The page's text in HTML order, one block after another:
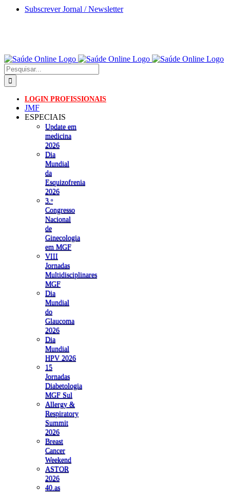
Skip
Subscrever Jornal / Newsletter
Pesquisar
LOGIN PROFISSIONAIS
JMF
ESPECIAIS
Update em
medicina
2026
Dia
Mundial
da
Esquizofrenia
2026
3.ᵒ
Congresso
Nacional
de
Ginecologia
em MGF
VIII
Jornadas
Multidisciplinares
MGF
Dia
Mundial
do
Glaucoma
2026
Dia
Mundial
HPV 2026
15
Jornadas
Diabetologia
MGF Sul
Allergy &
Respiratory
Summit
2026
Breast
Cancer
Weekend
ASTOR
2026
40.as